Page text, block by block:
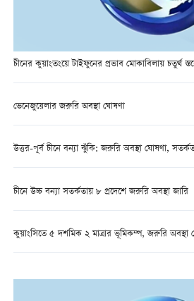
চীনের কুয়াংতংয়ে টাইফুনের প্রভাব মোকাবিলায় চতুর্থ
ভেনেজুয়েলার জরুরি অবস্থা ঘোষণা
উত্তর-পূর্ব চীনে বন্যা ঝুঁকি: জরুরি অবস্থা ঘোষণা,
চীনে উচ্চ বন্যা সতর্কতায় ৮ প্রদেশে জরুরি অবস্থা জারি
কুয়াংসিতে ৫ দশমিক ২ মাত্রার ভূমিকম্প, জরুরি অবস্থা